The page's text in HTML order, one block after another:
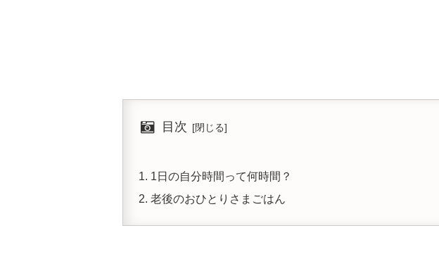
目次
1日の自分時間って何時間？
老後のおひとりさまごはん